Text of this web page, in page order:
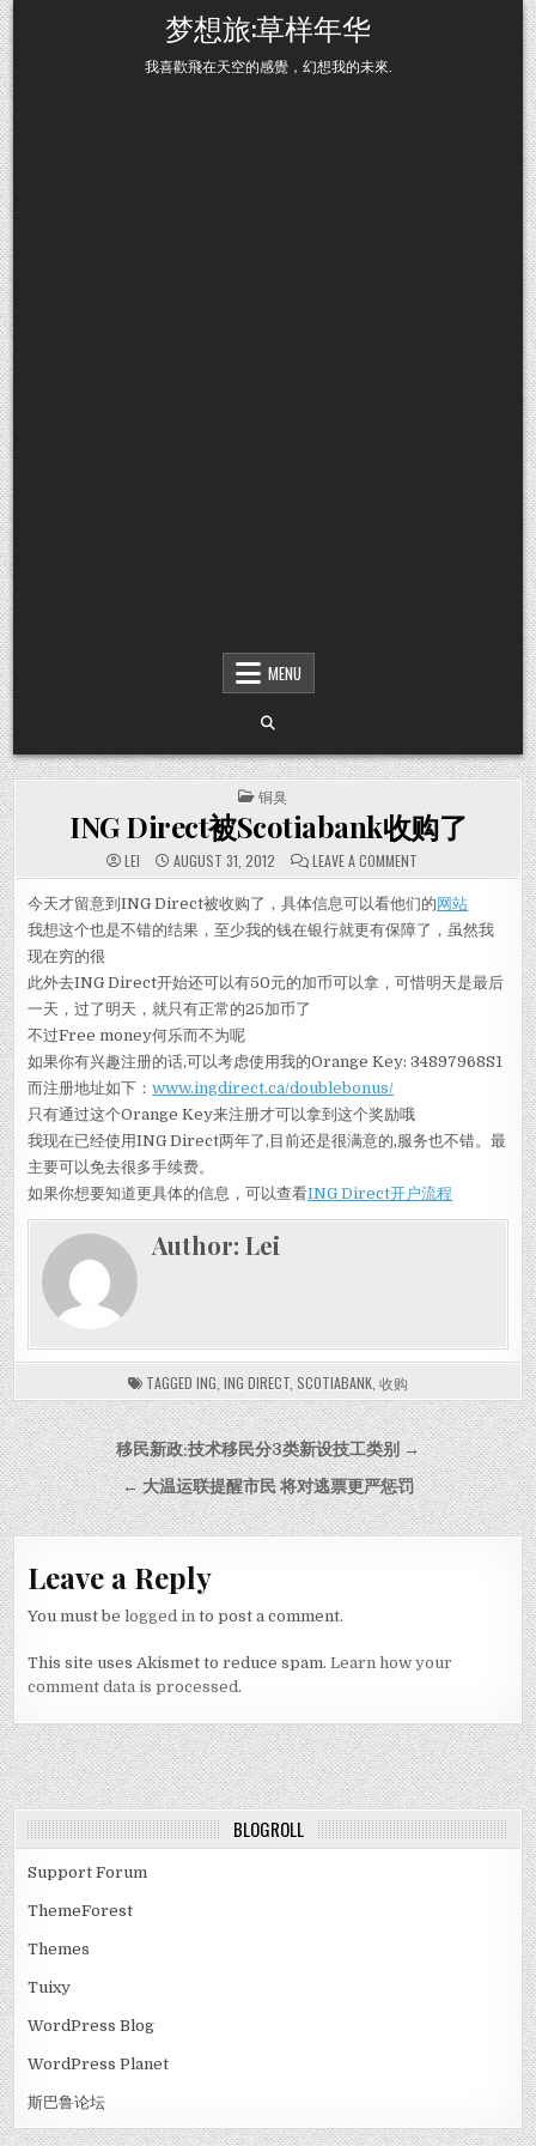
Skip to content 梦想旅:草样年华
我喜歡飛在天空的感覺，幻想我的未來.
MENU
POSTED IN
铜臭
ING Direct被Scotiabank收购了
LEI AUGUST 31, 2012 LEAVE A COMMENT ON ING DIRECT被
今天才留意到ING Direct被收购了，具体信息可以看他们的 网站
我想这个也是不错的结果，至少我的钱在银行就更有保障了，虽然我
现在穷的很
此外去ING Direct开始还可以有50元的加币可以拿，可惜明天是最后
一天，过了明天，就只有正常的25加币了
不过Free money何乐而不为呢
如果你有兴趣注册的话,可以考虑使用我的Orange Key: 34897968S1
而注册地址如下：www.ingdirect.ca/doublebonus/
只有通过这个Orange Key来注册才可以拿到这个奖励哦
我现在已经使用ING Direct两年了,目前还是很满意的,服务也不错。最
主要可以免去很多手续费。
如果你想要知道更具体的信息，可以查看ING Direct开户流程
Author:Lei
TAGGED ING ING DIRECT SCOTIABANK 收购
Post navigation
移民新政:技术移民分3类新设技工类别 →
← 大温运联提醒市民 将对逃票更严惩罚
Leave a Reply
You must belogged in to post a comment.
This site uses Akismet to reduce spam.Learn how your
comment data is processed.
BLOGROLL
Support Forum
ThemeForest
Themes
Tuixy
WordPress Blog
WordPress Planet
斯巴鲁论坛